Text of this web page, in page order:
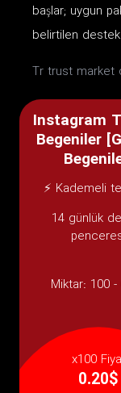
başlar; uygun
belirtilen
Tr trust market
Instagram
Begeniler
⚡ Kademeli
14 günlük
Miktar: 100
x100
0.20$